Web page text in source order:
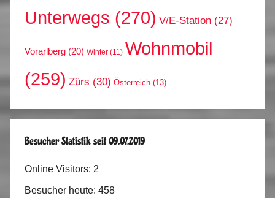
Unterwegs (270) V/E-Station (27)
Vorarlberg (20) Winter (11) Wohnmobil
(259) Zürs (30) Österreich (13)
Besucher Statistik seit 09.07.2019
Online Visitors: 2
Besucher heute: 458